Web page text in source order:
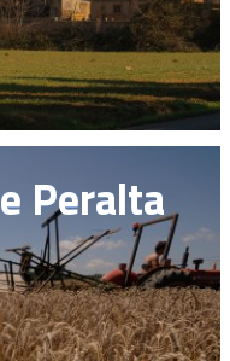
Peralta